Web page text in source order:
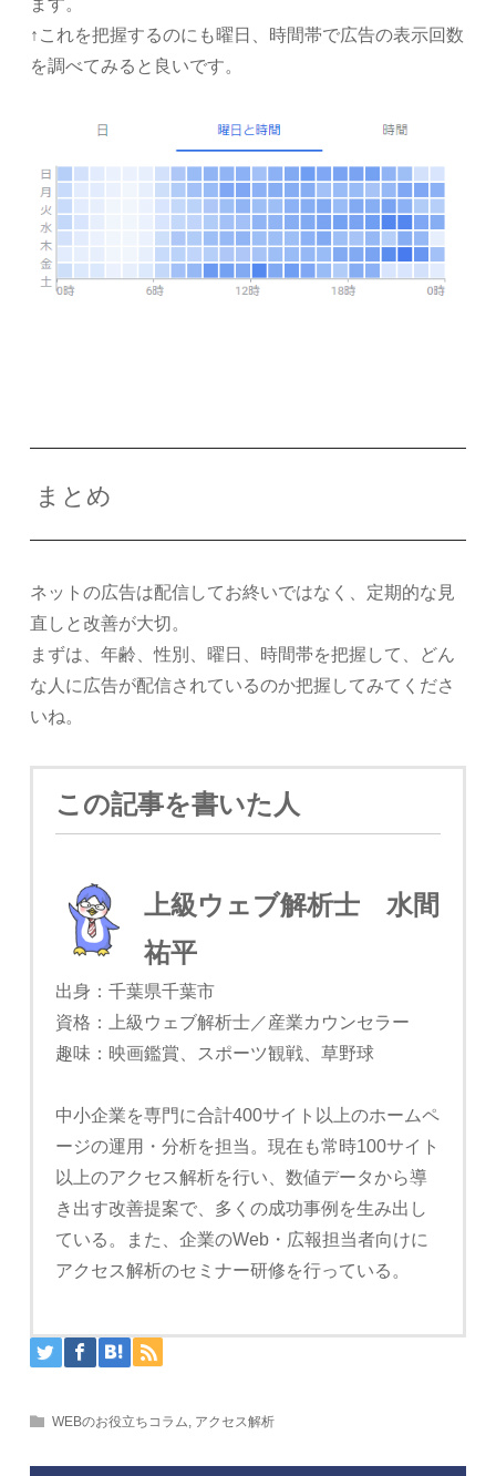
↑これを把握するのにも曜日、時間帯で広告の表示回数
を調べてみると良いです。
まとめ
ネットの広告は配信してお終いではなく、定期的な見
直しと改善が大切。
まずは、年齢、性別、曜日、時間帯を把握して、どん
な人に広告が配信されているのか把握してみてくださ
いね。
この記事を書いた人
上級ウェブ解析士 水間
祐平
出身：千葉県千葉市
資格：上級ウェブ解析士／産業カウンセラー
趣味：映画鑑賞、スポーツ観戦、草野球
中小企業を専門に合計400サイト以上のホームペ
ージの運用・分析を担当。現在も常時100サイト
以上のアクセス解析を行い、数値データから導
き出す改善提案で、多くの成功事例を生み出し
ている。また、企業のWeb・広報担当者向けに
アクセス解析のセミナー研修を行っている。
WEBのお役立ちコラム アクセス解析